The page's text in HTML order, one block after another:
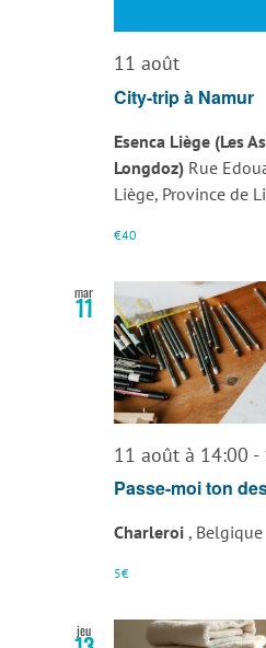
11 août
City-trip à Namur
Esenca Liège (Les
Longdoz) Rue
Liège, Province de
€40
mar
11
11 août à 14:00 -
Passe-moi ton
Charleroi , Belgique
5€
jeu